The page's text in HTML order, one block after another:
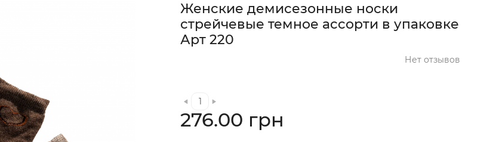
Женские демисезонные носки
стрейчевые темное ассорти в упаковке
Арт 220
Нет отзывов
276.00 грн